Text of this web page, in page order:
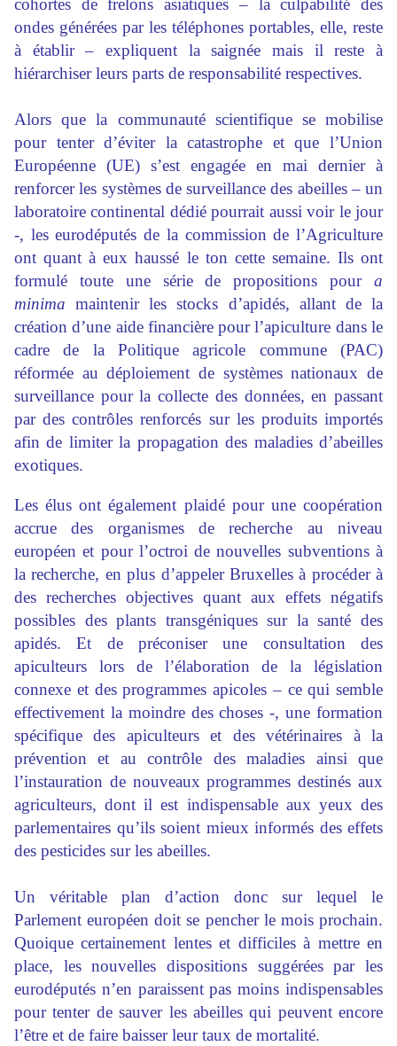
cohortes de frelons asiatiques–la culpabilité des
ondes générées par les téléphones portables, elle, reste
à établir – expliquent la saignée mais il reste à
hiérarchiser leurs parts de responsabilité respectives.
Alors que la communauté scientifique se mobilise
pour tenter d’éviter la catastrophe et que l’Union
Européenne (UE) s’est engagée en mai dernier à
renforcer les systèmes de surveillance des abeilles – un
laboratoire continental dédié pourrait aussi voir le jour
-, les eurodéputés de la commission de l’Agriculture
ont quant à eux haussé le ton cette semaine. Ils ont
formulé toute une série de propositions pour a
minima maintenir les stocks d’apidés, allant de la
création d’une aide financière pour l’apiculture dans le
cadre de la Politique agricole commune (PAC)
réformée au déploiement de systèmes nationaux de
surveillance pour la collecte des données, en passant
par des contrôles renforcés sur les produits importés
afin de limiter la propagation des maladies d’abeilles
exotiques.
Les élus ont également plaidé pour une coopération
accrue des organismes de recherche au niveau
européen et pour l’octroi de nouvelles subventions à
la recherche, en plus d’appeler Bruxelles à procéder à
des recherches objectives quant aux effets négatifs
possibles des plants transgéniques sur la santé des
apidés. Et de préconiser une consultation des
apiculteurs lors de l’élaboration de la législation
connexe et des programmes apicoles – ce qui semble
effectivement la moindre des choses -, une formation
spécifique des apiculteurs et des vétérinaires à la
prévention et au contrôle des maladies ainsi que
l’instauration de nouveaux programmes destinés aux
agriculteurs, dont il est indispensable aux yeux des
parlementaires qu’ils soient mieux informés des effets
des pesticides sur les abeilles.
Un véritable plan d’action donc sur lequel le
Parlement européen doit se pencher le mois prochain.
Quoique certainement lentes et difficiles à mettre en
place, les nouvelles dispositions suggérées par les
eurodéputés n’en paraissent pas moins indispensables
pour tenter de sauver les abeilles qui peuvent encore
l’être et de faire baisser leur taux de mortalité.